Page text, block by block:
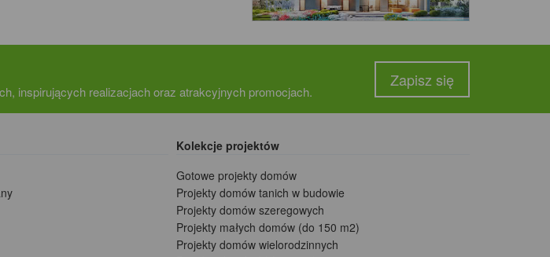
inspirujących realizacjach oraz atrakcyjnych promocjach.
Zapisz się
Kolekcje projektów
Gotowe projekty domów
Projekty domów tanich w budowie
Projekty domów szeregowych
Projekty małych domów (do 150 m2)
Projekty domów wielorodzinnych